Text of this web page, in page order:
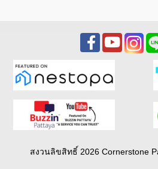
สงวนลิขสิทธิ์ 2026 Cornerstone